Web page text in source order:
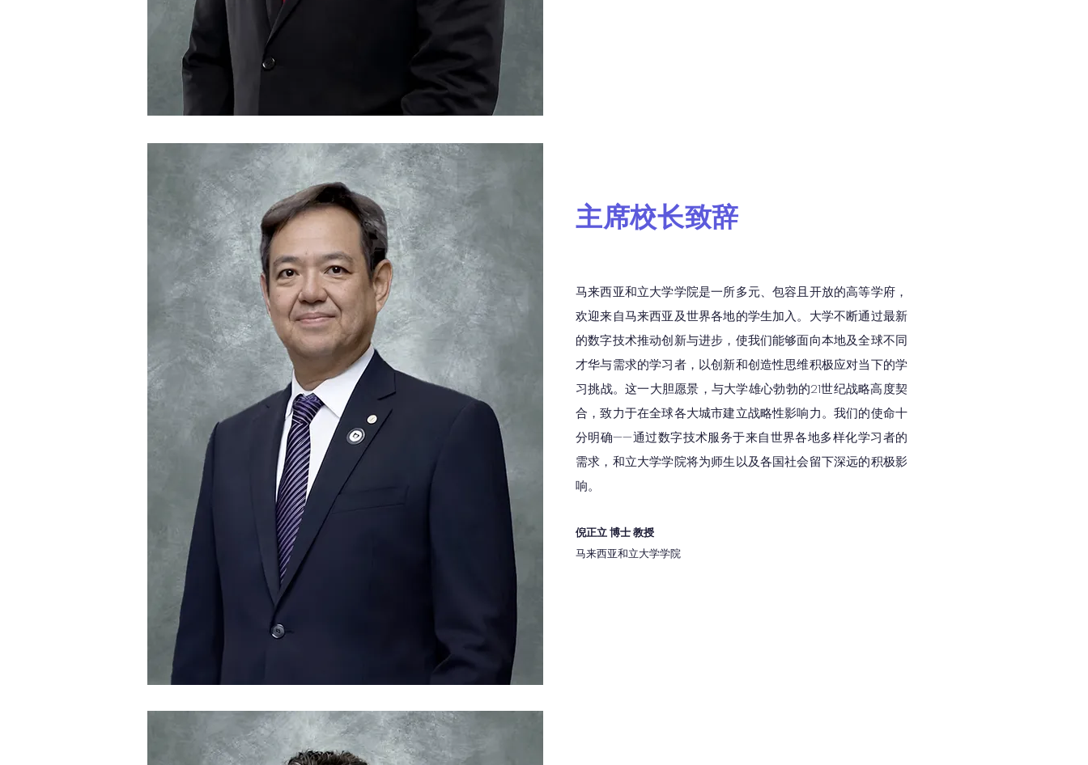
主席校长致辞
马来西亚和立大学学院是一所多元、包容且开放的高等学府，
欢迎来自马来西亚及世界各地的学生加入。大学不断通过最新
的数字技术推动创新与进步，使我们能够面向本地及全球不同
才华与需求的学习者，以创新和创造性思维积极应对当下的学
习挑战。这一大胆愿景，与大学雄心勃勃的21世纪战略高度契
合，致力于在全球各大城市建立战略性影响力。我们的使命十
分明确——通过数字技术服务于来自世界各地多样化学习者的
需求，和立大学学院将为师生以及各国社会留下深远的积极影
响。
倪正立 博士 教授
马来西亚和立大学学院